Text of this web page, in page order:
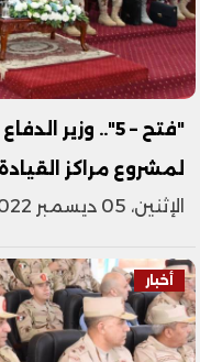
"فتح – 5".. وزير
لمشروع مراكز
الإثنين، 05 ديسمبر 2022 04:11 م
أخبار